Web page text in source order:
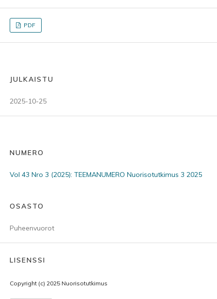
PDF
JULKAISTU
2025-10-25
NUMERO
Vol 43 Nro 3 (2025): TEEMANUMERO Nuorisotutkimus 3 2025
OSASTO
Puheenvuorot
LISENSSI
Copyright (c) 2025 Nuorisotutkimus